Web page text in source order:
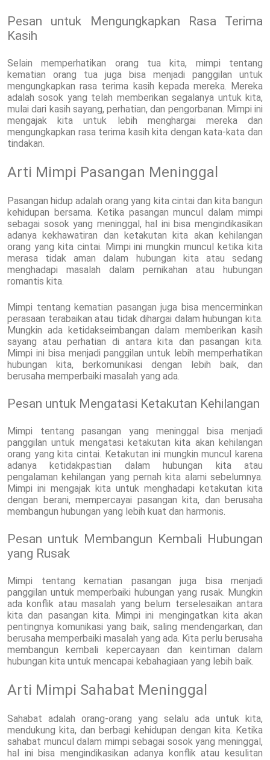
Pesan untuk Mengungkapkan Rasa Terima
Kasih
Selain memperhatikan orang tua kita, mimpi tentang
kematian orang tua juga bisa menjadi panggilan untuk
mengungkapkan rasa terima kasih kepada mereka. Mereka
adalah sosok yang telah memberikan segalanya untuk kita,
mulai dari kasih sayang, perhatian, dan pengorbanan. Mimpi ini
mengajak kita untuk lebih menghargai mereka dan
mengungkapkan rasa terima kasih kita dengan kata-kata dan
tindakan.
Arti Mimpi Pasangan Meninggal
Pasangan hidup adalah orang yang kita cintai dan kita bangun
kehidupan bersama. Ketika pasangan muncul dalam mimpi
sebagai sosok yang meninggal, hal ini bisa mengindikasikan
adanya kekhawatiran dan ketakutan kita akan kehilangan
orang yang kita cintai. Mimpi ini mungkin muncul ketika kita
merasa tidak aman dalam hubungan kita atau sedang
menghadapi masalah dalam pernikahan atau hubungan
romantis kita.
Mimpi tentang kematian pasangan juga bisa mencerminkan
perasaan terabaikan atau tidak dihargai dalam hubungan kita.
Mungkin ada ketidakseimbangan dalam memberikan kasih
sayang atau perhatian di antara kita dan pasangan kita.
Mimpi ini bisa menjadi panggilan untuk lebih memperhatikan
hubungan kita, berkomunikasi dengan lebih baik, dan
berusaha memperbaiki masalah yang ada.
Pesan untuk Mengatasi Ketakutan Kehilangan
Mimpi tentang pasangan yang meninggal bisa menjadi
panggilan untuk mengatasi ketakutan kita akan kehilangan
orang yang kita cintai. Ketakutan ini mungkin muncul karena
adanya ketidakpastian dalam hubungan kita atau
pengalaman kehilangan yang pernah kita alami sebelumnya.
Mimpi ini mengajak kita untuk menghadapi ketakutan kita
dengan berani, mempercayai pasangan kita, dan berusaha
membangun hubungan yang lebih kuat dan harmonis.
Pesan untuk Membangun Kembali Hubungan
yang Rusak
Mimpi tentang kematian pasangan juga bisa menjadi
panggilan untuk memperbaiki hubungan yang rusak. Mungkin
ada konflik atau masalah yang belum terselesaikan antara
kita dan pasangan kita. Mimpi ini mengingatkan kita akan
pentingnya komunikasi yang baik, saling mendengarkan, dan
berusaha memperbaiki masalah yang ada. Kita perlu berusaha
membangun kembali kepercayaan dan keintiman dalam
hubungan kita untuk mencapai kebahagiaan yang lebih baik.
Arti Mimpi Sahabat Meninggal
Sahabat adalah orang-orang yang selalu ada untuk kita,
mendukung kita, dan berbagi kehidupan dengan kita. Ketika
sahabat muncul dalam mimpi sebagai sosok yang meninggal,
hal ini bisa mengindikasikan adanya konflik atau kesulitan